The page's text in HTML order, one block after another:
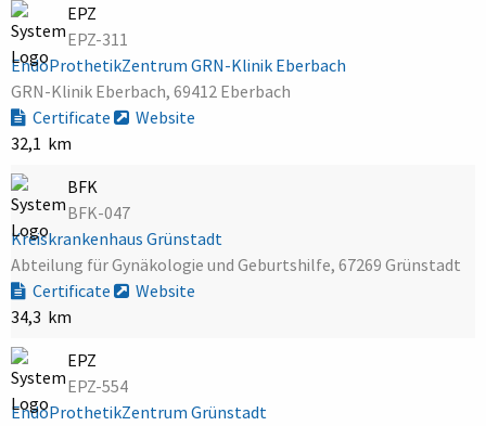
EPZ
EPZ-311
EndoProthetikZentrum GRN-Klinik Eberbach
GRN-Klinik Eberbach, 69412 Eberbach
Certificate
Website
32,1 km
BFK
BFK-047
Kreiskrankenhaus Grünstadt
Abteilung für Gynäkologie und Geburtshilfe, 67269 Grünstadt
Certificate
Website
34,3 km
EPZ
EPZ-554
EndoProthetikZentrum Grünstadt